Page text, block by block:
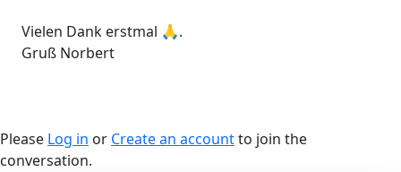
Vielen Dank erstmal 🙏.
Gruß Norbert
Please Log in or Create an accountto join the
conversation.